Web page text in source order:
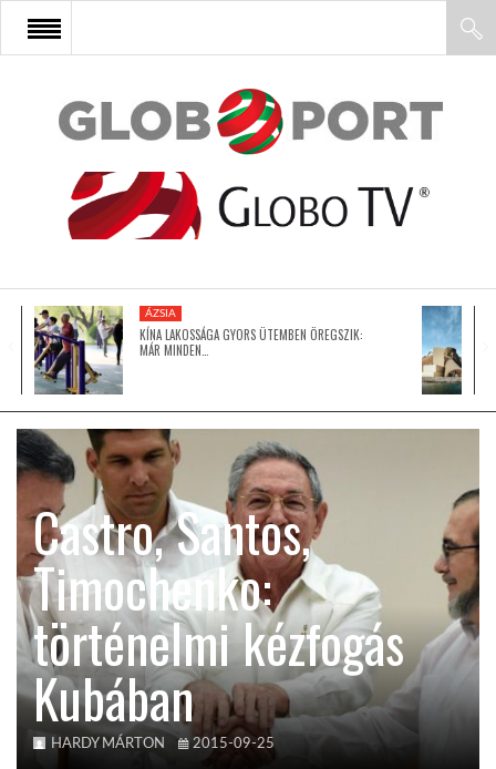
FŐOLDAL
AFRIKA
ÁZSIA
LATIN-AMERIKA
KÖZEL-KELET
AUSZTRÁLIA
A VILÁG ITTHON
ÁZSIA
KÍNA LAKOSSÁGA GYORS ÜTEMBEN ÖREGSZIK:
MÁR MINDEN…
Castro, Santos,
Timochenko:
történelmi kézfogás
Kubában
HARDY MÁRTON 2015-09-25